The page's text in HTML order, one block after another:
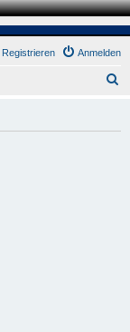
Anmelden
Registrieren